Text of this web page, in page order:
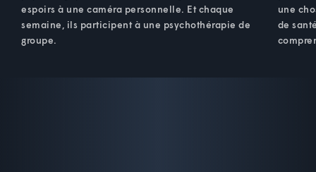
espoirs à une caméra personnelle. Et chaque
semaine, ils participent à une psychothérapie de
groupe.
une
de